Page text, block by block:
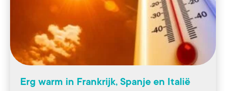
Erg warm in Frankrijk, Spanje en Italië